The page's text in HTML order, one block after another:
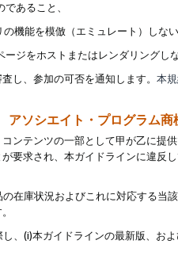
あること、
機能を模倣（エミュレート）しな
ージをホストまたはレンダリングし
し、参加の可否を通知します。 本
アソシエイト・プログラム
ンテンツの一部として甲が乙に提
要求され、本ガイドラインに違反
在庫状況およびこれに対応する
、(i)本ガイドラインの最新版、お